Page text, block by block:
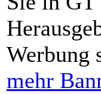
Werbung
mehr